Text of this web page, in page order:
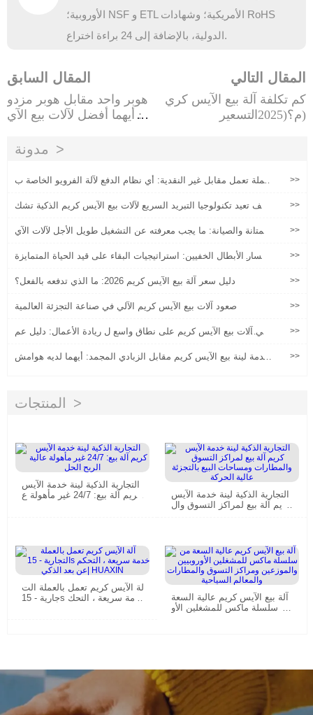
الأوروبية؛ NSF و ETL الأمريكية؛ وشهادات RoHS
الدولية، بالإضافة إلى 24 براءة اختراع.
المقال السابق
هوبر واحد مقابل هوبر مزدو
ج: أيهما أفضل لآلات بيع الآي
المقال التالي
كم تكلفة آلة بيع الآيس كري
م؟(2025التسعير)
مدونة
عملة تعمل مقابل غير النقدية: أي نظام الدفع لآلة الفرويو الخاصة ب
>>
كيف تعيد تكنولوجيا التبريد السريع لآلات بيع الآيس كريم الذكية تشك
>>
المتانة والصيانة: ما يجب معرفته عن التشغيل طويل الأجل لآلات الآي
>>
مسار الأبطال الخفيين: استراتيجيات البقاء على قيد الحياة المتمايزة
>>
دليل سعر آلة بيع الآيس كريم 2026: ما الذي تدفعه بالفعل؟ >>
صعود آلات بيع الآيس كريم الآلي في صناعة التجزئة العالمية >>
تبني آلات بيع الآيس كريم على نطاق واسع ل ريادة الأعمال: دليل عم
>>
خدمة لينة بيع الآيس كريم مقابل الزبادي المجمد: أيهما لديه هوامش
>>
المنتجات
التجارية الذكية لينة خدمة الآيس
كريم آلة بيع: 24/7 غير مأهولة ع
التجارية الذكية لينة خدمة الآيس
كريم آلة بيع لمراكز التسوق وال
آلة الآيس كريم تعمل بالعملة الت
جارية - 15s خدمة سريعة ، التحك
آلة بيع الآيس كريم عالية السعة
من سلسلة ماكس للمشغلين الأو